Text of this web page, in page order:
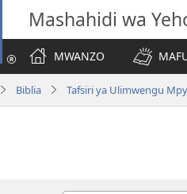
Mashahidi wa
MWANZO
Biblia Tafsiri ya Ulimwengu